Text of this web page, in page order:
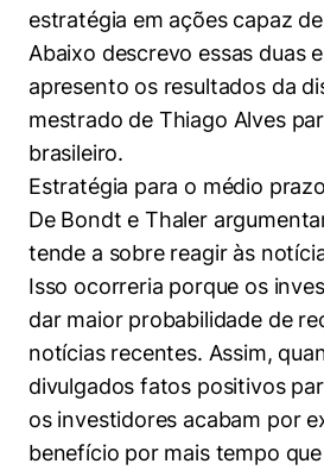
Finanças
Negócios
Políticas Públicas
Sustentabilidade
Tecnologia e Dados
estratégia em ações capaz
Abaixo descrevo essas duas
apresento os resultados da
mestrado de Thiago Alves
brasileiro.
Estratégia para o médio prazo
De Bondt e Thaler
tende a sobre reagir às
Isso ocorreria porque os
dar maior probabilidade de
notícias recentes. Assim,
divulgados fatos positivos
os investidores acabam por
benefício por mais tempo